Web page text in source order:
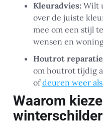
Kleuradvies: Wilt
over de juiste
mee om een stijl
wensen en
Houtrot
om houtrot tijdig
ofdeuren weer
Waarom